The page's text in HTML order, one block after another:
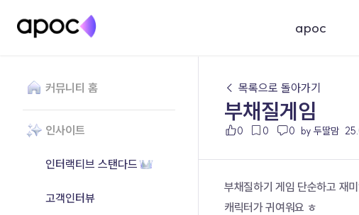
apoc
커뮤니티 홈
인사이트
인터랙티브 스탠다드
고객인터뷰
← 목록으로 돌아가기
부채질게임
0 0 0 by 두딸맘
부채질하기 게임 단순하고 재
캐릭터가 귀여워요 ㅎ